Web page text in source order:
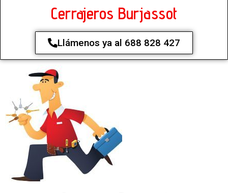
Cerrajeros Burjassot
Llámenos ya al 688 828 427